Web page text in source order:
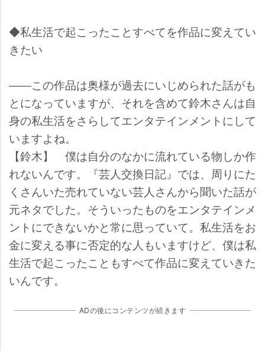
◆私生活で起こったことすべてを作品に変えてい
きたい
――この作品は奥様が過去にいじめられた話がも
とになっていますが、それを含めて鈴木さんは自
身の私生活をさらしてエンタテインメントにして
いますよね。
【鈴木】 僕は自分のなかに流れている物しか作
れないんです。『芸人交換日記』では、周りにた
くさんいた売れていない芸人さんから聞いた話が
元ネタでした。そういったものをエンタテインメ
ントにできないかと常に思っていて。私生活をお
金に変える事に否定的な人もいますけど、僕は私
生活で起こったこともすべて作品に変えていきた
いんです。
ADの後にコンテンツが続きます